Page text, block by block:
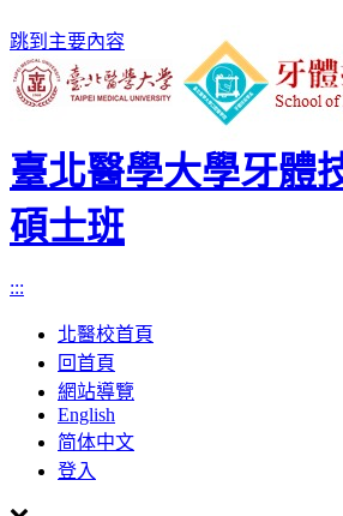
跳到主要內容
臺北醫學大學牙體
碩士班
:::
北醫校首頁
回首頁
網站導覽
English
简体中文
登入